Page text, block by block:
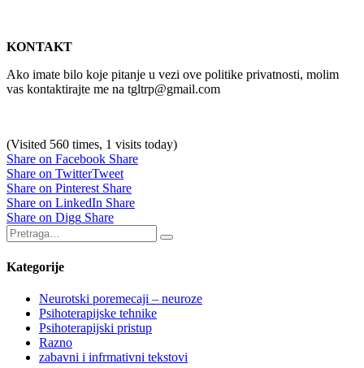
KONTAKT
Ako imate bilo koje pitanje u vezi ove politike privatnosti, molim
vas kontaktirajte me na tgltrp@gmail.com
(Visited 560 times, 1 visits today)
Share on Facebook Share
Share on TwitterTweet
Share on Pinterest Share
Share on LinkedIn Share
Share on Digg Share
Kategorije
Neurotski poremecaji – neuroze
Psihoterapijske tehnike
Psihoterapijski pristup
Razno
zabavni i infrmativni tekstovi